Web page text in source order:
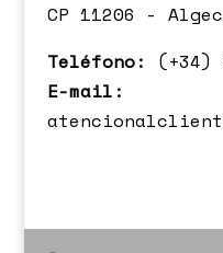
CP 11206 -
Teléfono:
(+34)
E-mail: